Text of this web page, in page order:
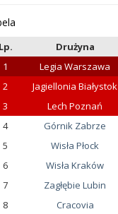
Lp. Drużyna
1
Legia Warszawa
2
Jagiellonia Białystok
3
Lech Poznań
4
Górnik Zabrze
5
Wisła Płock
6
Wisła Kraków
7
Zagłębie Lubin
8
Cracovia